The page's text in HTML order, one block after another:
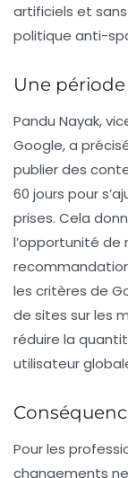
artificiels et
politique anti-
Une
Pandu Nayak,
Google, a
publier des
60 jours pour
prises. Cela
l’opportunité de
les critères de
de sites sur les
réduire la
utilisateur
Pour les
changements